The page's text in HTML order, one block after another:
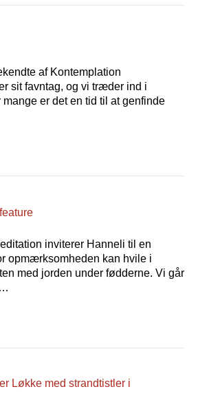
af Kontemplation
sit favntag, og vi træder ind i
mange er det en tid til at genfinde
inviterer Hanneli til en
opmærksomheden kan hvile i
med jorden under fødderne. Vi går